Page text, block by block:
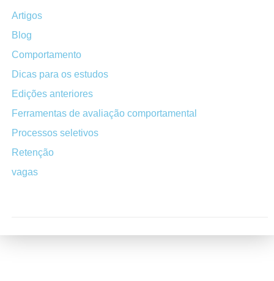
Artigos
Blog
Comportamento
Dicas para os estudos
Edições anteriores
Ferramentas de avaliação comportamental
Processos seletivos
Retenção
vagas